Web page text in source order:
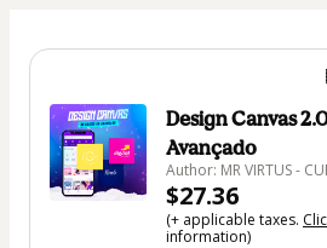
Design Canvas
Avançado
Author: MR VIRTUS -
$27.36
(+ applicable taxes.
information)